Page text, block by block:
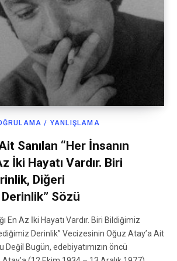
/ YANLIŞLAMA
Sanılan “Her İnsanın
İki Hayatı Vardır. Biri
Diğeri
Sözü
En Az İki Hayatı Vardır. Biri Bildiğimiz
Derinlik” Vecizesinin Oğuz Atay’a Ait
Değil Bugün, edebiyatımızın öncü